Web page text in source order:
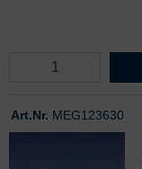
Art.Nr. MEG123630